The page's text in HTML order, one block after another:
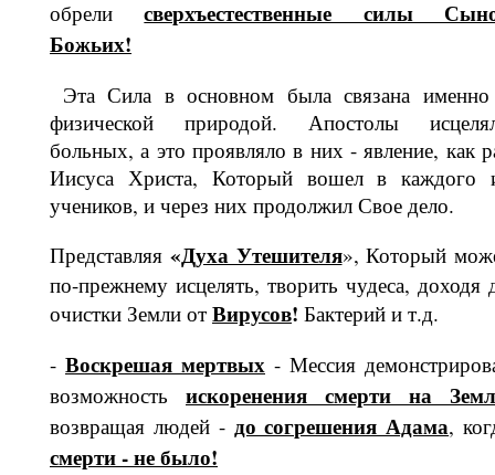
обрелисверхъестественные си­лы
Божьих!
Эта Сила в основном была связана
физической природой. Апосто­лы
больных, а это проявляло в них - явление, как
Иисуса Христа, Который вошел в каждого
учеников, и через них продолжил Свое дело.
Представляя «Духа Утешителя», Ко­торый
по-прежнему исцелять, тво­рить чудеса, доходя
очистки Земли от Вирусов! Бактерий и т.д.
- Воскрешая мертвых - Мессия
возможность искорене­ния смерти на
возвращая лю­дей - до согрешения Адама,
смерти - не было!